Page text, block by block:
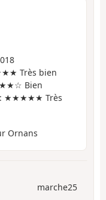
Très bien
Bien
: ★★★★★ Très
Ornans
marche25